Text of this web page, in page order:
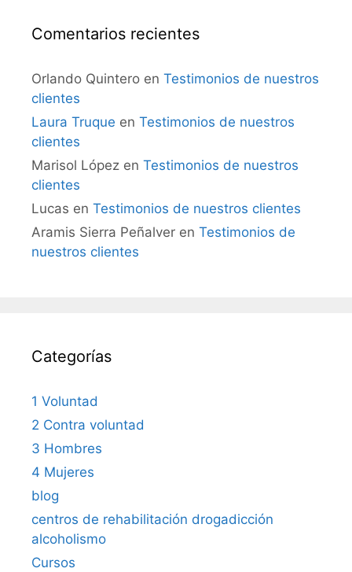
Comentarios recientes
Orlando Quintero en Testimonios de nuestros
clientes
Laura Truque en Testimonios de nuestros
clientes
Marisol López en Testimonios de nuestros
clientes
Lucas en Testimonios de nuestros clientes
Aramis Sierra Peñalver en Testimonios de
nuestros clientes
Categorías
1 Voluntad
2 Contra voluntad
3 Hombres
4 Mujeres
blog
centros de rehabilitación drogadicción
alcoholismo
Cursos